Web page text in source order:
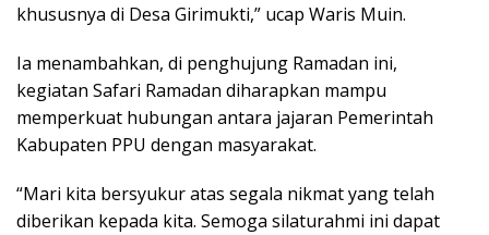
khususnya di Desa Girimukti,” ucap Waris Muin.
Ia menambahkan, di penghujung Ramadan ini,
kegiatan Safari Ramadan diharapkan mampu
memperkuat hubungan antara jajaran Pemerintah
Kabupaten PPU dengan masyarakat.
“Mari kita bersyukur atas segala nikmat yang telah
diberikan kepada kita. Semoga silaturahmi ini dapat